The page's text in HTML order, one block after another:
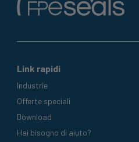
Link rapidi
Industrie
Offerte speciali
Download
Hai bisogno di aiuto?